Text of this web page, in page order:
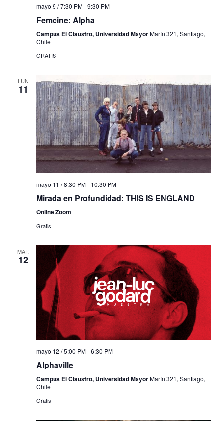
mayo 9 / 7:30 PM-9:30 PM
Femcine: Alpha
Campus El Claustro, Universidad MayorMarín 321, Santiago,
Chile
GRATIS
LUN
11
mayo 11 / 8:30 PM- 10:30 PM
Mirada en Profundidad: THIS IS ENGLAND
Online Zoom
Gratis
MAR
12
mayo 12 / 5:00 PM-6:30 PM
Alphaville
Campus El Claustro, Universidad MayorMarín 321, Santiago,
Chile
Gratis